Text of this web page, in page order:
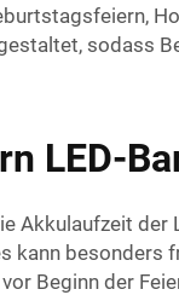
sodass
LED-
Akkulaufzeit der
kann
Beginn der